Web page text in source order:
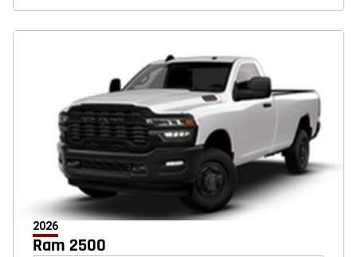
button
2026
Ram 2500